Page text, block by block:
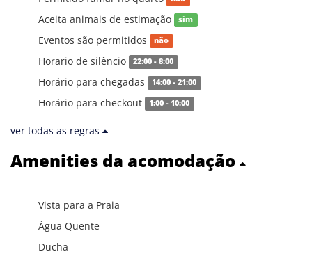
Aceita animais de estimação sim
Eventos são permitidos não
Horario de silêncio 22:00 - 8:00
Horário para chegadas 14:00 - 21:00
Horário para checkout 1:00 - 10:00
ver todas as regras
Amenities da acomodação
Vista para a Praia
Água Quente
Ducha